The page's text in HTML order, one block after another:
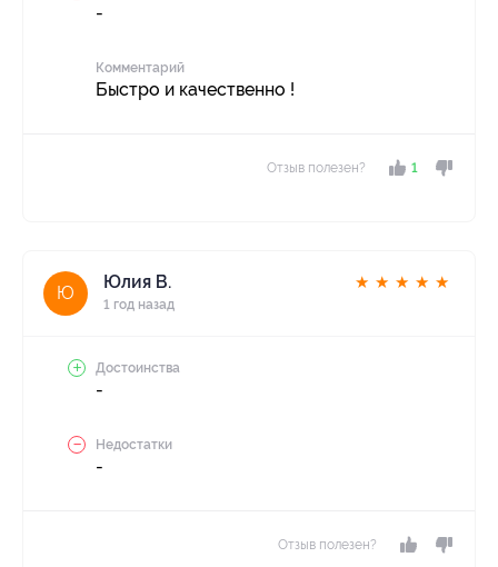
-
Комментарий
Быстро и качественно !
Отзыв полезен? 1
Ю
Юлия В.
1 год назад
★ ★ ★ ★ ★
Достоинства
-
Недостатки
-
Отзыв полезен?